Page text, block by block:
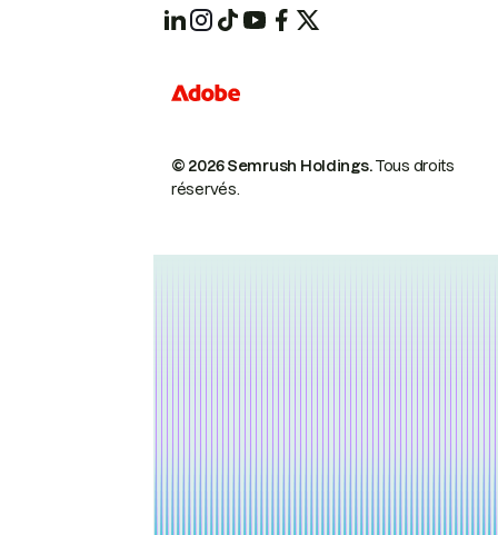
© 2026 Semrush Holdings.Tous droits
réservés.